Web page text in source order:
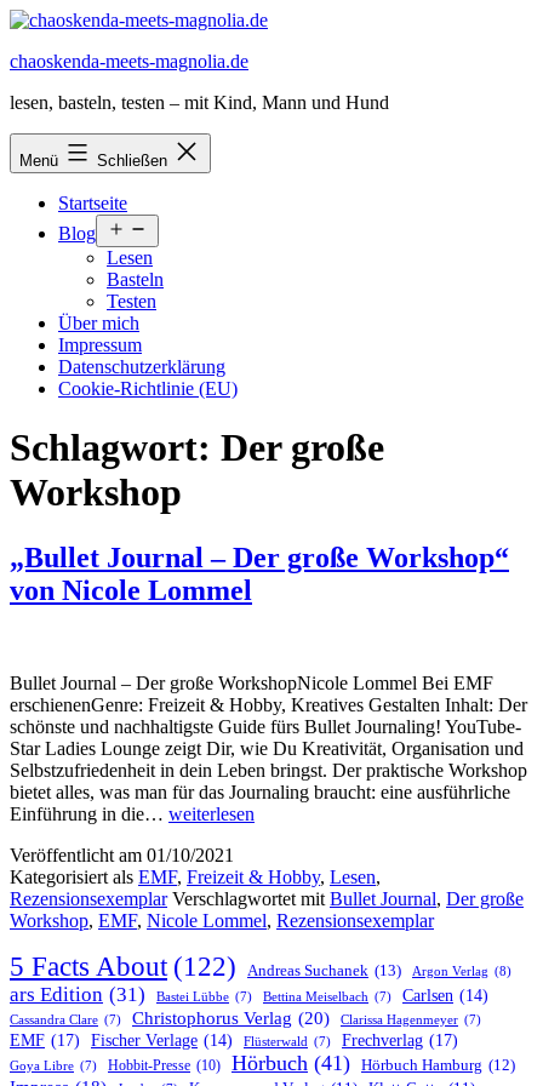
Zum
springen
chaoskenda-meets-magnolia.de
lesen, basteln, testen – mit Kind, Mann und Hund
Menü Schließen
Startseite
Blog
öffnen
Lesen
Basteln
Testen
Über mich
Impressum
Datenschutzerklärung
Cookie-Richtlinie (EU)
Schlagwort: Der große
Workshop
„Bullet Journal – Der große Workshop“
von Nicole Lommel
Bullet Journal – Der große WorkshopNicole Lommel Bei EMF
erschienenGenre: Freizeit & Hobby, Kreatives Gestalten Inhalt: Der
schönste und nachhaltigste Guide fürs Bullet Journaling! YouTube-
Star Ladies Lounge zeigt Dir, wie Du Kreativität, Organisation und
Selbstzufriedenheit in dein Leben bringst. Der praktische Workshop
bietet alles, was man für das Journaling braucht: eine ausführliche
Einführung in die… „Bullet
–
Der
große
Workshop“
Nicole
Lommel
weiterlesen
Veröffentlicht am 01/10/2021
Kategorisiert als EMF, Freizeit & Hobby, Lesen,
Rezensionsexemplar Verschlagwortet mit Bullet Journal, Der große
Workshop, EMF, Nicole Lommel, Rezensionsexemplar
5 Facts About (122) Andreas Suchanek (13) Argon Verlag (8)
ars Edition (31) Bastei Lübbe (7) Bettina Meiselbach (7) Carlsen (14)
Cassandra Clare (7) Christophorus Verlag (20) Clarissa Hagenmeyer (7)
EMF (17) Fischer Verlage (14) Flüsterwald (7) Frechverlag (17)
Goya Libre (7) Hobbit-Presse (10) Hörbuch (41) Hörbuch Hamburg (12)